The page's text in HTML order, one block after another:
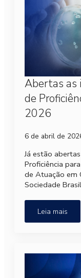
Abertas as
de
2026
6 de abril de
Já estão
Proficiência
de Atuação em
Sociedade
Leia mais